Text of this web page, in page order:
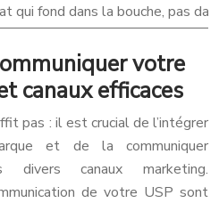
qui fond dans la bouche, pas
votre
canaux efficaces
pas : il est crucial de l’intégrer
et de la communiquer
divers canaux marketing.
de votre USP sont